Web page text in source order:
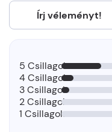
Írj véleményt!
5 Csillagok
4 Csillagok
3 Csillagok
2 Csillagok
1 Csillagok